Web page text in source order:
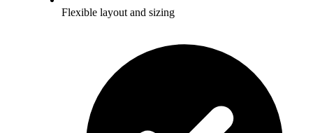
Flexible layout and sizing